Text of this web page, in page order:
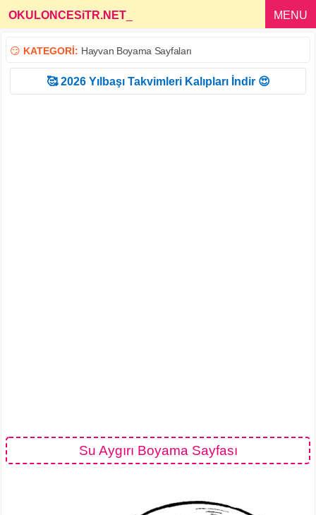
OKULONCESiTR.NET MENU
😏 KATEGORİ: Hayvan Boyama Sayfaları
🥰 2026 Yılbaşı Takvimleri Kalıpları İndir 😍
Su Aygırı Boyama Sayfası